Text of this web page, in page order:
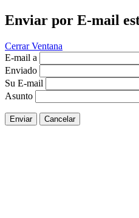
Enviar por E-mail
Cerrar Ventana
E-mail a
Enviado
Su E-mail
Asunto
Enviar Cancelar